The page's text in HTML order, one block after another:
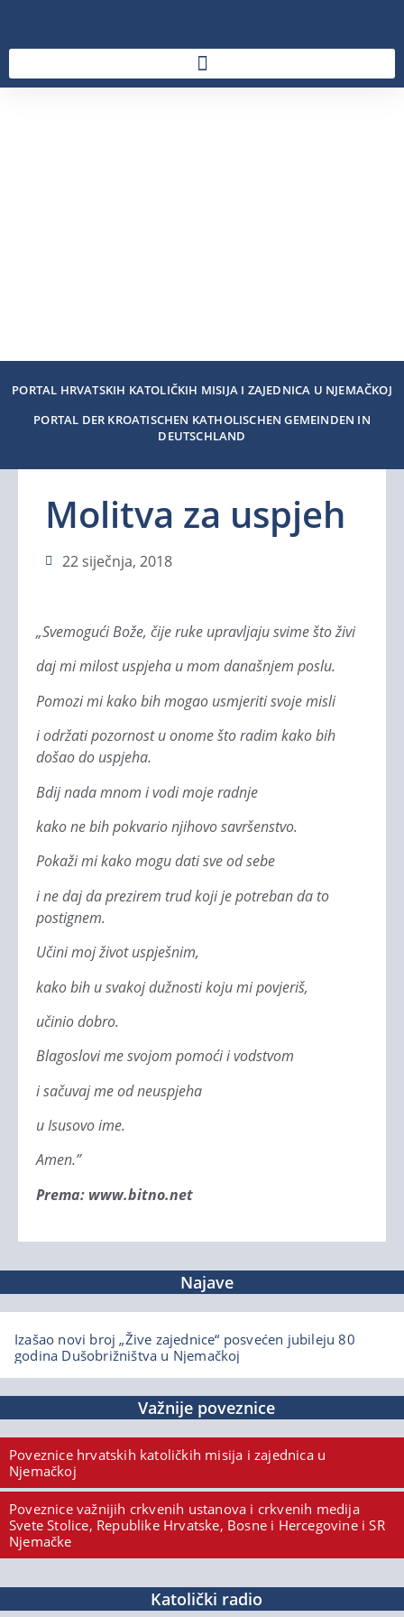
PORTAL HRVATSKIH KATOLIČKIH MISIJA I ZAJEDNICA U NJEMAČKOJ
PORTAL DER KROATISCHEN KATHOLISCHEN GEMEINDEN IN
DEUTSCHLAND
Molitva za uspjeh
22 siječnja, 2018
„Svemogući Bože, čije ruke upravljaju svime što živi
daj mi milost uspjeha u mom današnjem poslu.
Pomozi mi kako bih mogao usmjeriti svoje misli
i održati pozornost u onome što radim kako bih
došao do uspjeha.
Bdij nada mnom i vodi moje radnje
kako ne bih pokvario njihovo savršenstvo.
Pokaži mi kako mogu dati sve od sebe
i ne daj da prezirem trud koji je potreban da to
postignem.
Učini moj život uspješnim,
kako bih u svakoj dužnosti koju mi povjeriš,
učinio dobro.
Blagoslovi me svojom pomoći i vodstvom
i sačuvaj me od neuspjeha
u Isusovo ime.
Amen.”
Prema: www.bitno.net
Najave
Izašao novi broj „Žive zajednice“ posvećen jubileju 80
godina Dušobrižništva u Njemačkoj
Važnije poveznice
Poveznice hrvatskih katoličkih misija i zajednica u
Njemačkoj
Poveznice važnijih crkvenih ustanova i crkvenih medija
Svete Stolice, Republike Hrvatske, Bosne i Hercegovine i SR
Njemačke
Katolički radio